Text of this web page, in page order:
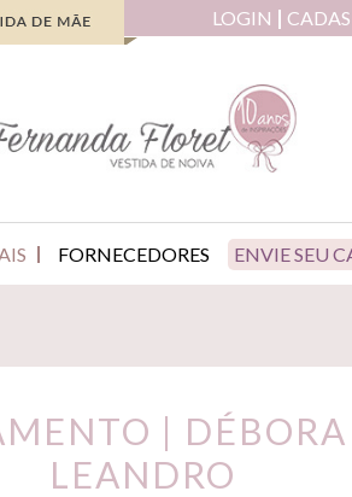
LOGIN
FORNECEDORES ENVIE SEU
|
LEANDRO